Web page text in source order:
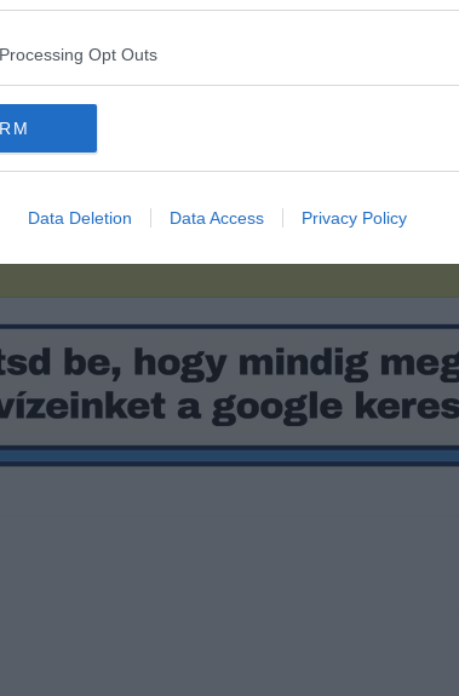
Opt Outs
Data Deletion Data Access Privacy Policy